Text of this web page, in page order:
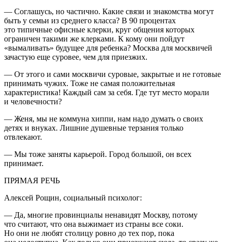
— Соглашусь, но частично. Какие связи и знакомства могут
быть у семьи из среднего класса? В 90 процентах
это типичные офисные клерки, круг общения которых
ограничен такими же клерками. К кому они пойдут
«вымаливать» будущее для ребенка? Москва для москвичей
зачастую еще суровее, чем для приезжих.
— От этого и сами москвичи суровые, закрытые и не готовые
принимать чужих. Тоже не самая положительная
характеристика! Каждый сам за себя. Где тут место морали
и человечности?
— Женя, мы не коммуна хиппи, нам надо думать о своих
детях и внуках. Лишние душевные терзания только
отвлекают.
— Мы тоже заняты карьерой. Город большой, он всех
принимает.
ПРЯМАЯ РЕЧЬ
Алексей Рощин, социальный психолог:
— Да, многие провинциалы ненавидят Москву, потому
что считают, что она выжимает из страны все соки.
Но они не любят столицу ровно до тех пор, пока